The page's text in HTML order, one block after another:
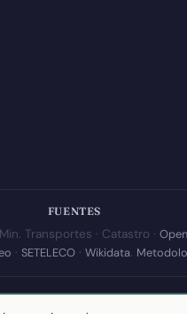
FUENTES
Transportes · Catastro ·
· SETELECO· Wikidata.
— Directorio municipal de